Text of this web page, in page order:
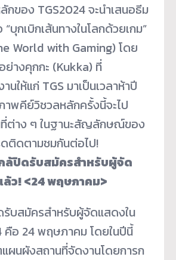
ของ TGS2024 จะนำเสนอธีม
บุกเบิกเส้นทางในโลกด้วยเกม”
World with Gaming) โดย
างคุกกะ (Kukka) ที่
นให้แก่ TGS มาเป็นเวลาห้าปี
พคีย์วิชวลหลักครั้งนี้จะไป
ที่ต่าง ๆ ในฐานะสัญลักษณ์ของ
ดติดตามชมกันต่อไป!
ล้ปิดรับสมัครสำหรับผู้จัด
ว! <24 พฤษภาคม>
บสมัครสำหรับผู้จัดแสดงใน
คือ 24 พฤษภาคม โดยในปีนี้
ผนผังสถานที่จัดงานโดยการก